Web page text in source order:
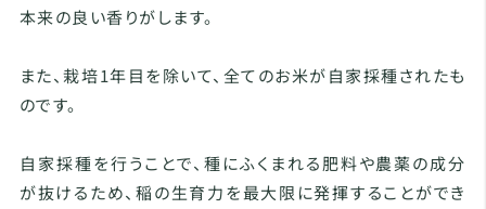
本来の良い香りがします。
また、栽培1年目を除いて、全てのお米が自家採種されたも
のです。
自家採種を行うことで、種にふくまれる肥料や農薬の成分
が抜けるため、稲の生育力を最大限に発揮することができ